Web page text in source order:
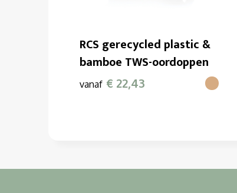
RCS gerecycled plastic &
bamboe TWS-oordoppen
vanaf € 22,43